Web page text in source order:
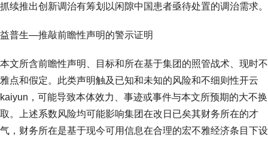
抓续推出创新调治有筹划以闲隙中国患者亟待处置的调治需求。
益普生—推敲前瞻性声明的警示证明
本文所含前瞻性声明、目标和所在基于集团的照管战术、现时不
雅点和假定。此类声明触及已知和未知的风险和不细则性开云
kaiyun，可能导致本体效力、事迹或事件与本文所预期的大不换
取。上述系数风险均可能影响集团在改日已矣其财务所在的才
气，财务所在是基于现今可用信息在合理的宏不雅经济条目下设